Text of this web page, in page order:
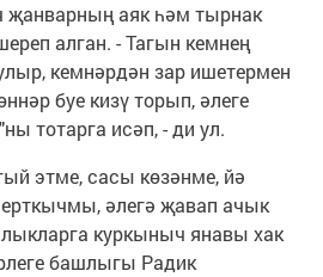
җанварның аяк һәм тырнак
алган. - Тагын кемнең
кемнәрдән зар ишетермен
буе кизү торып, әлеге
тотарга исәп, - ди ул.
этме, сасы көзәнме, йә
әлегә җавап ачык
куркыныч янавы хак
башлыгы Радик